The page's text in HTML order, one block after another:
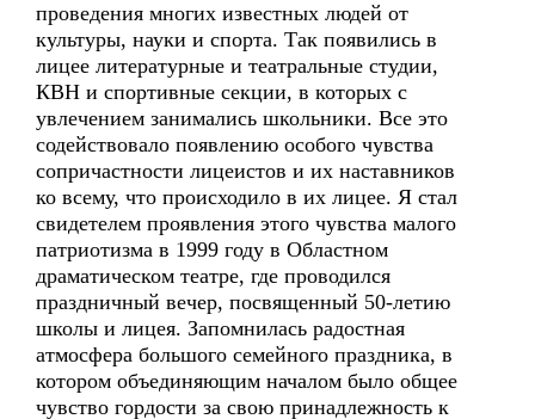
проведения многих известных людей от
культуры, науки и спорта. Так появились в
лицее литературные и театральные студии,
КВН и спортивные секции, в которых с
увлечением занимались школьники. Все это
содействовало появлению особого чувства
сопричастности лицеистов и их наставников
ко всему, что происходило в их лицее. Я стал
свидетелем проявления этого чувства малого
патриотизма в 1999 году в Областном
драматическом театре, где проводился
праздничный вечер, посвященный 50-летию
школы и лицея. Запомнилась радостная
атмосфера большого семейного праздника, в
котором объединяющим началом было общее
чувство гордости за свою принадлежность к